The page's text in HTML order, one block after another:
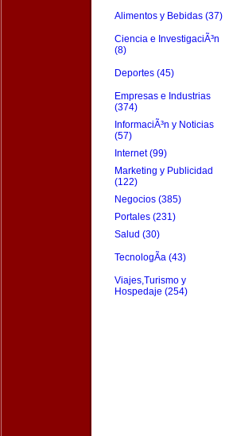
Alimentos y Bebidas (37)
Ciencia e InvestigaciÃ³n
(8)
Deportes (45)
Empresas e Industrias
(374)
InformaciÃ³n y Noticias
(57)
Internet (99)
Marketing y Publicidad
(122)
Negocios (385)
Portales (231)
Salud (30)
TecnologÃ­a (43)
Viajes,Turismo y
Hospedaje (254)